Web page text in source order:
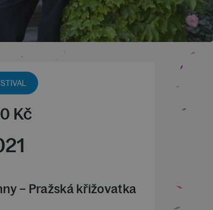
Kč
– Pražská křižovatka